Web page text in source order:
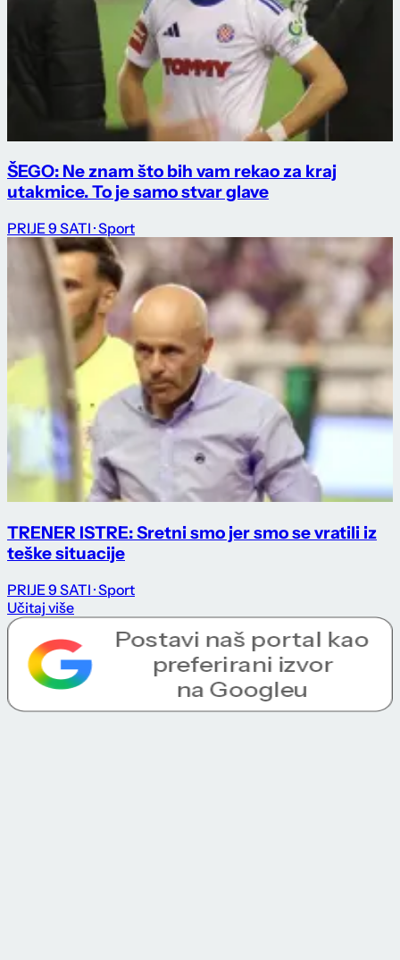
ŠEGO: Ne znam što bih vam rekao za kraj
utakmice. To je samo stvar glave
PRIJE 9 SATI · Sport
TRENER ISTRE: Sretni smo jer smo se vratili iz
teške situacije
PRIJE 9 SATI · Sport
Učitaj više